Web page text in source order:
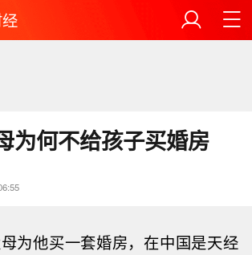
为何不给孩子买婚房
为他买一套婚房，在中国是天经